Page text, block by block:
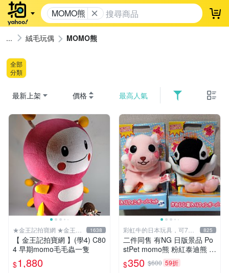
MOMO熊 登
絨毛玩偶 MOMO熊
全部
分類
最新上架 價格 最高人氣
★金王記拍寶網 ★金王記
拍寶趣
1638
【 金王記拍寶網 】(學4) C80
4 早期momo毛毛蟲一隻
$1,880
彩虹牛的日本玩具，可7取
付
825
二件同售 有NG 日版景品 Po
stPet momo熊 粉紅泰迪熊 妹
妹 comomo 企鵝 娃娃 布偶
手指頭 娃娃
$350 $600 59折